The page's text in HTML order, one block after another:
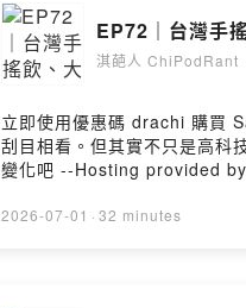
EP72｜台灣手
淇葩人 ChiPodRant
立即使用優惠碼 drachi 購買 Saily 數據
刮目相看。但其實不只是高科
變化吧 --Hosting provided
2026-07-01 · 32 minutes